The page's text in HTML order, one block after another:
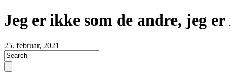
Jeg er ikke som de andre, jeg
25. februar, 2021